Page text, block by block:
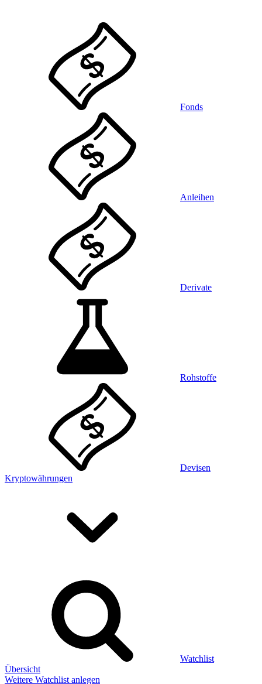
Fonds
Anleihen
Derivate
Rohstoffe
Devisen
Kryptowährungen
Watchlist
Übersicht
Weitere Watchlist anlegen